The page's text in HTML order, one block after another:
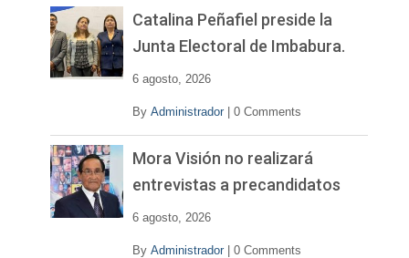
Catalina Peñafiel preside la
Junta Electoral de Imbabura.
6 agosto, 2026
By Administrador 0 Comments
Mora Visión no realizará
entrevistas a precandidatos
6 agosto, 2026
By Administrador 0 Comments